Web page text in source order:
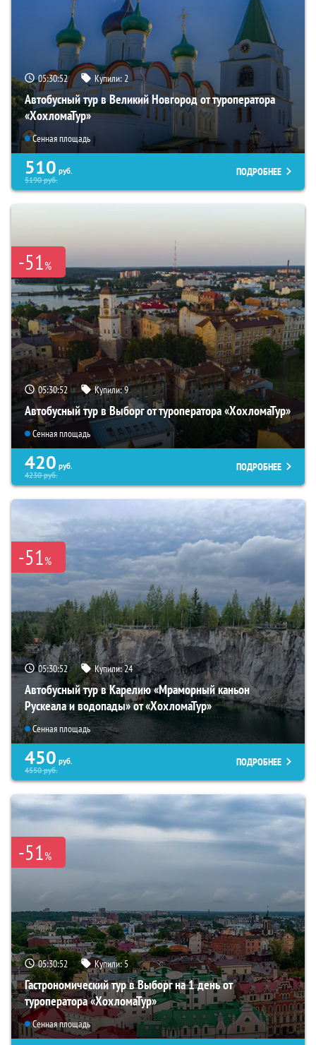
05:30:50 Купили:2
Автобусный тур в Великий Новгород от туроператора
«ХохломаТур»
Сенная площадь
510 руб.
5190руб.
ПОДРОБНЕЕ
-51%
05:30:50 Купили:9
Автобусный тур в Выборг от туроператора «ХохломаТур»
Сенная площадь
420 руб.
4230руб.
ПОДРОБНЕЕ
-51%
05:30:50 Купили:24
Автобусный тур в Карелию «Мраморный каньон
Рускеала и водопады» от «ХохломаТур»
Сенная площадь
450 руб.
4550руб.
ПОДРОБНЕЕ
-51%
05:30:50 Купили:5
Гастрономический тур в Выборг на 1 день от
туроператора «ХохломаТур»
Сенная площадь